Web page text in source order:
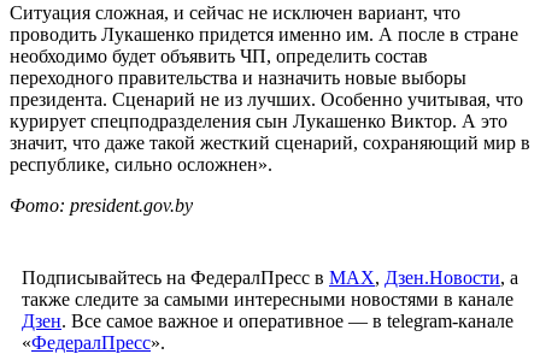
Ситуация сложная, и сейчас не исключен вариант, что
проводить Лукашенко придется именно им. А после в стране
необходимо будет объявить ЧП, определить состав
переходного правительства и назначить новые выборы
президента. Сценарий не из лучших. Особенно учитывая, что
курирует спецподразделения сын Лукашенко Виктор. А это
значит, что даже такой жесткий сценарий, сохраняющий мир в
республике, сильно осложнен».
Фото: president.gov.by
Подписывайтесь на ФедералПресс в МАХ, Дзен.Новости, а
также следите за самыми интересными новостями в канале
Дзен. Все самое важное и оперативное — в telegram-канале
«ФедералПресс».